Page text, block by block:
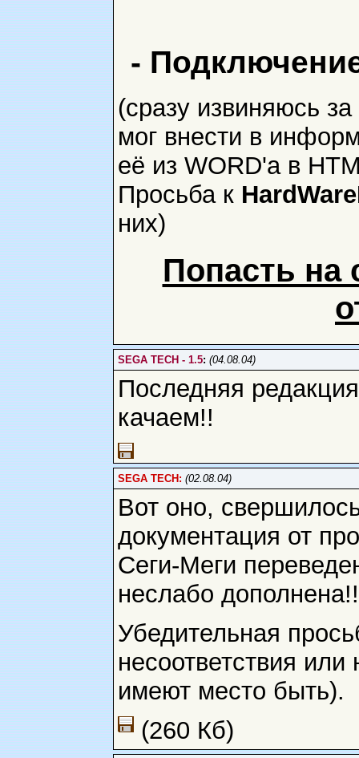
-
(сразу извиняюсь
мог внести в
её из WORD'a в
Просьба к
них)
Попасть на
SEGA TECH - 1.5: (04.08.04)
Последняя
качаем!!
SEGA TECH: (02.08.04)
Вот оно,
документация от
Сеги-Меги
неслабо
Убедительная
несоответствия или
имеют место быть).
(260 Кб)